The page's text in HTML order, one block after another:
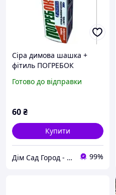
Сіра димова шашка +
фітиль ПОГРЕБОК
Готово до відправки
60₴
Купити
Дім Сад Город - інтернет магазин для фермера та агронома. Все для присадибної ділянки, саду та дому. 99%